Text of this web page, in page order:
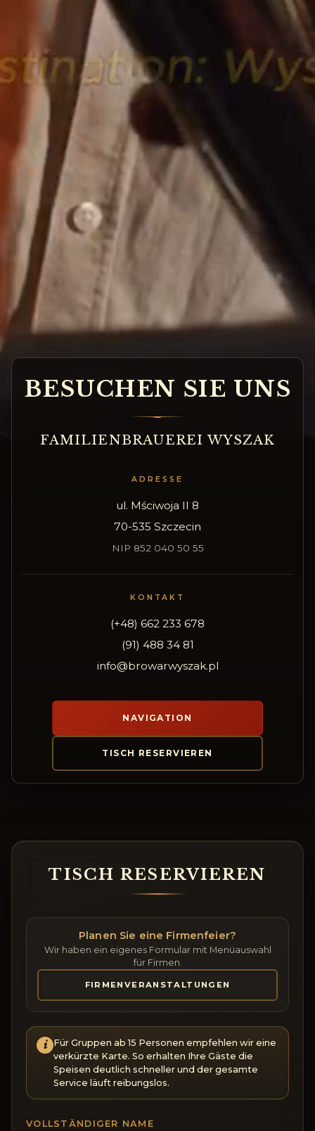
BESUCHEN SIE UNS
FAMILIENBRAUEREI WYSZAK
ADRESSE
ul. Mściwoja II 8
70-535 Szczecin
NIP 852 040 50 55
KONTAKT
(+48) 662 233 678
(91) 488 34 81
info@browarwyszak.pl
NAVIGATION
TISCH RESERVIEREN
TISCH RESERVIEREN
Planen Sie eine Firmenfeier?
Wir haben ein eigenes Formular mit Menüauswahl
für Firmen.
FIRMENVERANSTALTUNGEN
Für Gruppen ab 15 Personen empfehlen wir eine
verkürzte Karte. So erhalten Ihre Gäste die
Speisen deutlich schneller und der gesamte
Service läuft reibungslos.
VOLLSTÄNDIGER NAME